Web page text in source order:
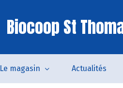
Biocoop St
Le magasin Actualités